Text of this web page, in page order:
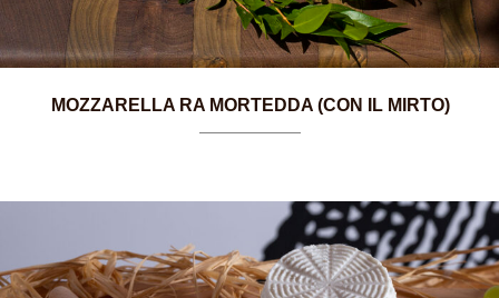
MOZZARELLA RA MORTEDDA (CON IL MIRTO)